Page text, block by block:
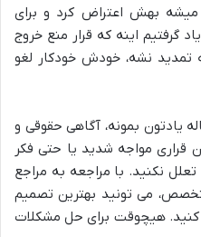
بهش اعتراض کرد و برای
گرفتیم اینه که قرار منع خروج
تمدید نشه، خودش خودکار لغو
یادتون بمونه، آگاهی حقوقی و
قراری مواجه شدید یا حتی فکر
نکنید. با مراجعه به مراجع
می تونید بهترین تصمیم
کنید. هیچوقت برای حل مشکلات